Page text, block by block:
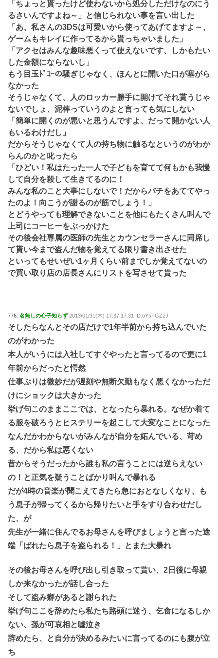
「ちょっと貰ったけど使わないから処分しただけなのにう
るさいんですよね～」と信じられない事を言い出した
「あ、私さんの3DSは可愛いから使ってあげてますよ～、
ゲームもキレイに作ってるから貰っちゃいました」
「アクセはみんな趣味悪くって使えないです、しかもたい
した金額にならないし」
もう目玉ﾄﾞｺｰの騒ぎじゃなく、ほんとに開いた口が塞がら
なかった
そうじゃなくて、人のロッカー勝手に開けてそれ貰うじゃ
ないでしょ、泥棒っていうのよと言っても気にしない
「簡単に開くのが悪いと思うんですよ、だって開かない人
もいるわけだし」
だからそうじゃなくて人の持ち物に触るなというのがわか
らんのかと叱ったら
「ひどい！私はたった一人で子どもを育てて何もかも我慢
して自分を殺して生きてるのに！
みんな私のこと大事にしないで！だからバチをあててやっ
たのよ！向こうが謝るのが筋でしょう！」
とどうやっても理解できないことを他にもたくさん叫んで
上司にコーヒーをぶっかけた
その後会社専属の医師の先生とカウンセラーさんに同席し
て貰い今まで盗んだ物を覚えてる限り書き出させた
といってもせいぜい1ヶ月くらい前までしか覚えてないの
で買い取り店の店長さんにリストを写させて貰った
776: 名無しの心子知らず 2013/01/31(木) 17:37:17.31 ID:oYsFGZzJ
そしたらなんとその店だけで1年半前から持ち込んでいた
のがわかった
本人がいうには入社してすぐやったと言ってるので更に1
年前からだったと愕然
仕事ぶりは微妙だが遅刻や無断欠勤もなく悪くなかっただ
けにショックは大きかった
挙げ句このままここでは、となったら暴れる。なぜか着て
る服を破ろうとヒステリーを起こして大変なことになった
なんだかわからないがみんなが自分を妬んでいる、苛め
る、だから私は悪くない
昔からそうだったから誰も私の言うことには逆らえない
の！と正気を疑うことばかり叫んで暴れる
だが4時の音楽が聞こえてきたら急におとなしくなり、も
う息子が帰ってくるから帰りたいと手をすり合わせだし
た、が
先生が一緒に住んでるお母さんを呼びましょうと言った途
端「ばれたら息子を盗られる！」とまた大暴れ
その後お母さんを呼び出し引き取って貰い、2日後に母親
しか来なかったが話し合った
そして盗み癖があると謝られた
挙げ句ここを辞めたら私たち路頭に迷う、乞食になるしか
ない、孫が可哀相と嘘泣き
辞めたら、と自分が決めるみたいに言ってるのにも腹が立
ち